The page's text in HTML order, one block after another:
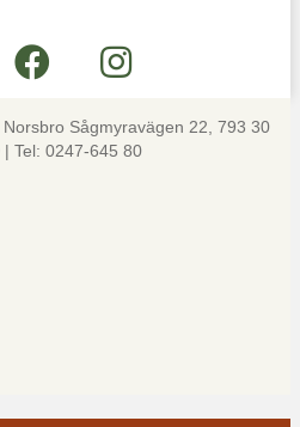
Sågmyravägen 22, 793 30
| Tel: 0247-645 80